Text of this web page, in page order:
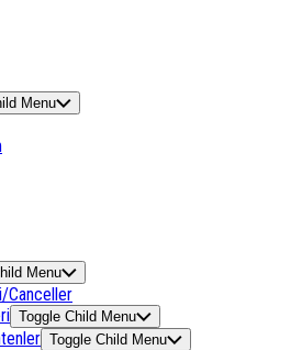
Menu
Menu
Canceller
Toggle Child Menu
Toggle Child Menu